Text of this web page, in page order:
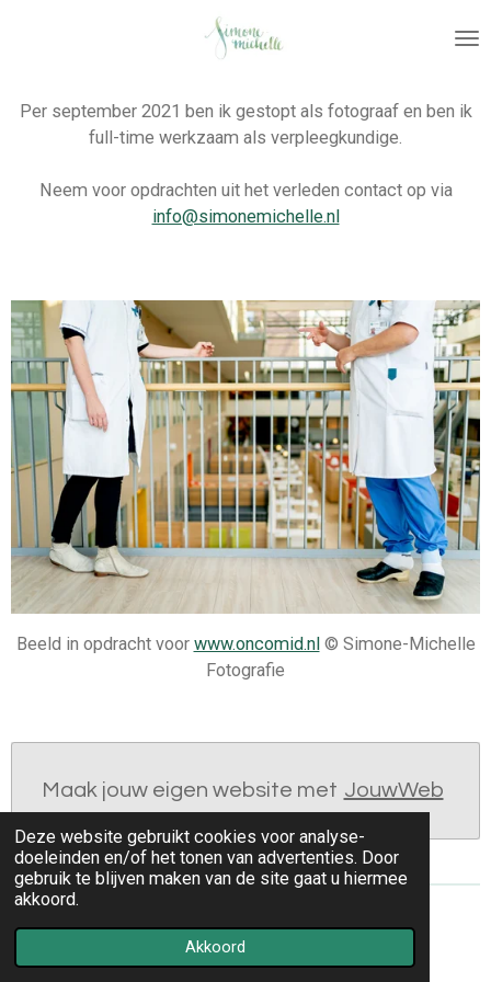
Deze website gebruikt cookies voor analyse-
doeleinden en/of het tonen van advertenties. Door
gebruik te blijven maken van de site gaat u hiermee
akkoord.
Akkoord
de
hoofdinhoud
Per september 2021 ben ik gestopt als fotograaf en ben ik
full-time werkzaam als verpleegkundige.
Neem voor opdrachten uit het verleden contact op via
info@simonemichelle.nl
Beeld in opdracht voor www.oncomid.nl © Simone-Michelle
Fotografie
Maak jouw eigen website met JouwWeb